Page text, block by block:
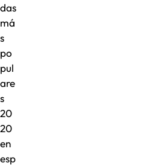
das
má
s
po
pul
are
s
20
20
en
esp